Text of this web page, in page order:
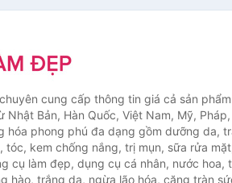
cung cấp thông tin giá cả sản
Nhật Bản, Hàn Quốc, Việt Nam, Mỹ,
hóa phong phú đa dạng gồm dưỡng da,
tóc, kem chống nắng, trị mụn, sữa rửa
cụ làm đẹp, dụng cụ cá nhân, nước hoa,
hào, trắng da, ngừa lão hóa, căng tràn